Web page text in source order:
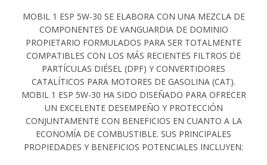
MOBIL 1 ESP 5W-30 SE ELABORA CON UNA MEZCLA DE
COMPONENTES DE VANGUARDIA DE DOMINIO
PROPIETARIO FORMULADOS PARA SER TOTALMENTE
COMPATIBLES CON LOS MÁS RECIENTES FILTROS DE
PARTÍCULAS DIÉSEL (DPF) Y CONVERTIDORES
CATALÍTICOS PARA MOTORES DE GASOLINA (CAT).
MOBIL 1 ESP 5W-30 HA SIDO DISEÑADO PARA OFRECER
UN EXCELENTE DESEMPEÑO Y PROTECCIÓN
CONJUNTAMENTE CON BENEFICIOS EN CUANTO A LA
ECONOMÍA DE COMBUSTIBLE. SUS PRINCIPALES
PROPIEDADES Y BENEFICIOS POTENCIALES INCLUYEN: